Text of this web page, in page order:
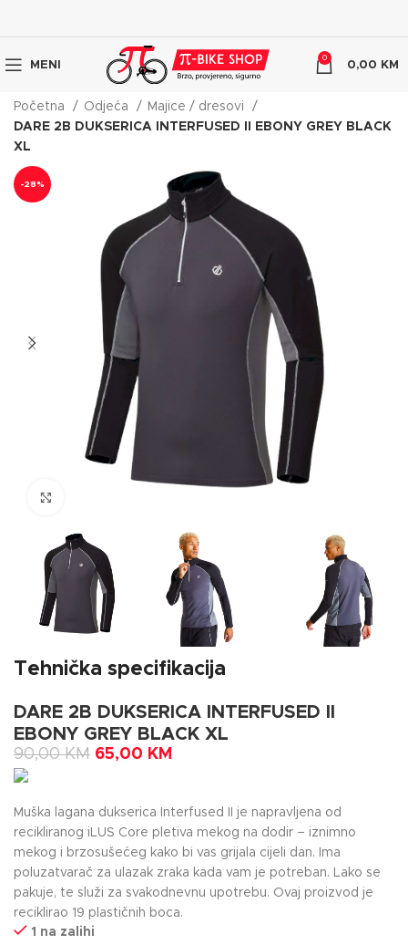
MENI
0
0,00 KM
Početna Odjeća
Majice / dresovi
DARE 2B DUKSERICA INTERFUSED II EBONY GREY BLACK
XL
-28%
Tehnička specifikacija
DARE 2B DUKSERICA INTERFUSED II
EBONY GREY BLACK XL
90,00KM 65,00 KM
Muška lagana dukserica Interfused II je napravljena od
recikliranog iLUS Core pletiva mekog na dodir – iznimno
mekog i brzosušećeg kako bi vas grijala cijeli dan. Ima
poluzatvarač za ulazak zraka kada vam je potreban. Lako se
pakuje, te služi za svakodnevnu upotrebu. Ovaj proizvod je
reciklirao 19 plastičnih boca.
1 na zalihi